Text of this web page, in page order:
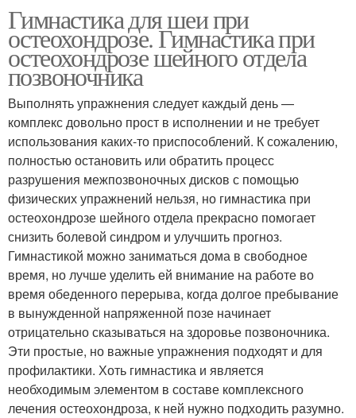
Гимнастика для шеи при
остеохондрозе. Гимнастика при
остеохондрозе шейного отдела
позвоночника
Выполнять упражнения следует каждый день —
комплекс довольно прост в исполнении и не требует
использования каких-то приспособлений. К сожалению,
полностью остановить или обратить процесс
разрушения межпозвоночных дисков с помощью
физических упражнений нельзя, но гимнастика при
остеохондрозе шейного отдела прекрасно помогает
снизить болевой синдром и улучшить прогноз.
Гимнастикой можно заниматься дома в свободное
время, но лучше уделить ей внимание на работе во
время обеденного перерыва, когда долгое пребывание
в вынужденной напряженной позе начинает
отрицательно сказываться на здоровье позвоночника.
Эти простые, но важные упражнения подходят и для
профилактики. Хоть гимнастика и является
необходимым элементом в составе комплексного
лечения остеохондроза, к ней нужно подходить разумно.